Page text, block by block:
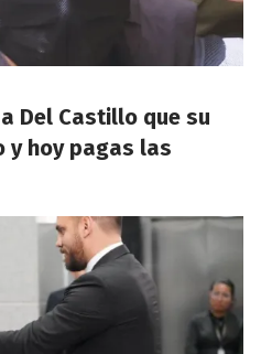
Del Castillo que su
y hoy pagas las